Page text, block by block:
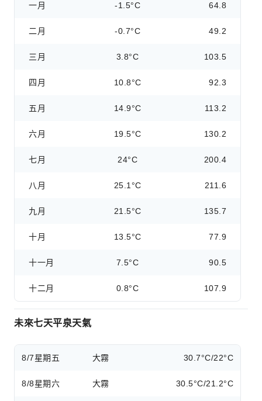
一月 -1.5°C 64.8
二月 -0.7°C 49.2
三月 3.8°C 103.5
四月 10.8°C 92.3
五月 14.9°C 113.2
六月 19.5°C 130.2
七月 24°C 200.4
八月 25.1°C 211.6
九月 21.5°C 135.7
十月 13.5°C 77.9
十一月 7.5°C 90.5
十二月 0.8°C 107.9
未來七天平泉天氣
8/7星期五 大霧 30.7°C/22°C
8/8星期六 大霧 30.5°C/21.2°C